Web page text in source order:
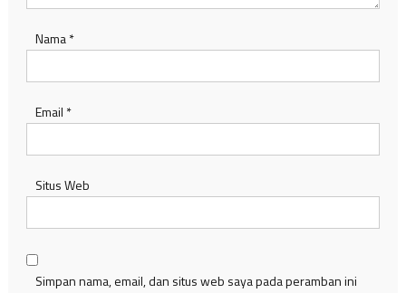
Nama*
Email *
Situs Web
Simpan nama, email, dan situs web saya pada peramban ini